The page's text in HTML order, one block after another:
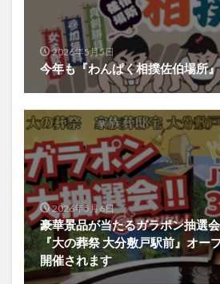
2026年5月5日
今年も『わんぱく相撲佐伯場所
2026年5月6日
豪華景品が当たるガラポン抽選
『大の葬祭 大分敷戸駅前』オー
開催されます